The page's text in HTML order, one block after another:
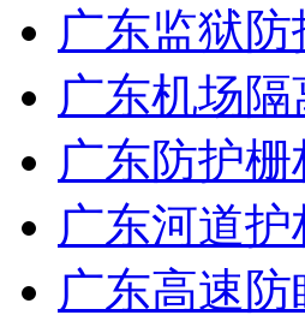
广东监狱防
广东机场隔
广东防护栅
广东河道护
广东高速防